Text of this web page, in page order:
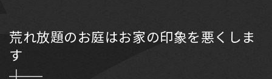
荒れ放題のお庭はお家の印象を悪くしま
す